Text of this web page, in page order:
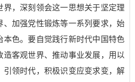
界，深刻领会这一思想关于坚定理
、加强党性锻炼等一系列要求，始
本色。要自觉践行新时代中国特色
造客观世界、推动事业发展，用以
引领时代，积极识变应变求变，解